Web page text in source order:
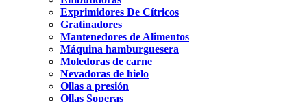
Exprimidores De Cítricos
Gratinadores
Mantenedores de Alimentos
Máquina hamburguesera
Moledoras de carne
Nevadoras de hielo
Ollas a presión
Ollas Soperas